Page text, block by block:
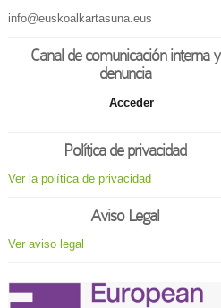
info@euskoalkartasuna.eus
Canal de comunicación interna y
denuncia
Acceder
Política de privacidad
Ver la política de privacidad
Aviso Legal
Ver aviso legal